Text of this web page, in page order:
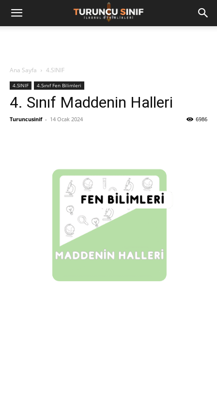
Ana Sayfa 4.SINIF
4.SINIF 4.Sınıf Fen Bilimleri
4. Sınıf Maddenin Halleri
Turuncusinif - 14 Ocak 2024 6986